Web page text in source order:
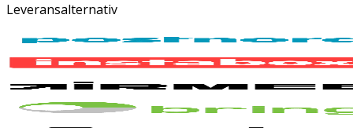
Leveransalternativ